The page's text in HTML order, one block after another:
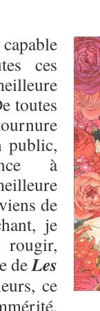
ces
toutes
public,
à
de
je
deLes
ce